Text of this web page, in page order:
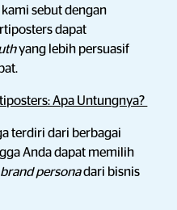
sebut dengan
dapat
yang lebih persuasif
Apa Untungnya?
terdiri dari berbagai
Anda dapat memilih
brand personadari bisnis